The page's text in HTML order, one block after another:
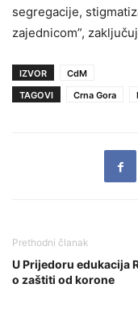
segregacije,
zajednicom”,
IZVOR
CdM
TAGOVI
Crna Gora
Prethodni članak
U Prijedoru edukacija
o zaštiti od korone